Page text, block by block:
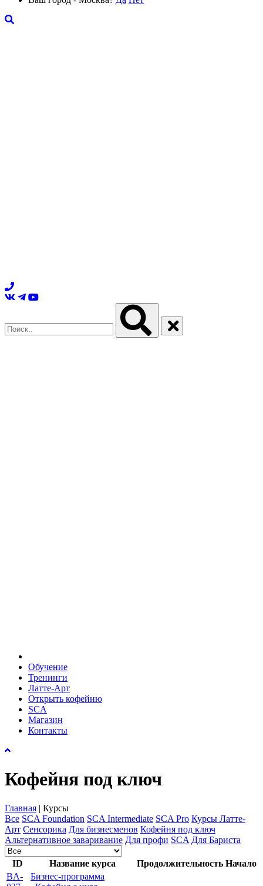
Обучение
Тренинги
Латте-Арт
Открыть кофейню
SCA
Магазин
Контакты
Кофейня под ключ
Главная | Курсы
Все SCA Foundation SCA Intermediate SCA Pro Курсы Латте-
Арт Сенсорика Для бизнесменов Кофейня под ключ
Альтернативное заваривание Для профи SCA Для Бариста
ID Название курса Продолжительность Начало
BA-
Бизнес-программа